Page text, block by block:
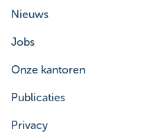
Nieuws
Jobs
Onze kantoren
Publicaties
Privacy